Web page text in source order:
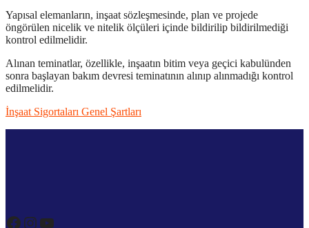
Yapısal elemanların, inşaat sözleşmesinde, plan ve projede
öngörülen nicelik ve nitelik ölçüleri içinde bildirilip bildirilmediği
kontrol edilmelidir.
Alınan teminatlar, özellikle, inşaatın bitim veya geçici kabulünden
sonra başlayan bakım devresi teminatının alınıp alınmadığı kontrol
edilmelidir.
İnşaat Sigortaları Genel Şartları
Facebook
Instagram
YouTube